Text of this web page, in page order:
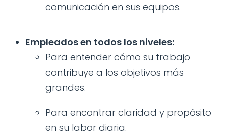
comunicación en sus equipos.
Empleados en todos los niveles:
Para entender cómo su trabajo
contribuye a los objetivos más
grandes.
Para encontrar claridad y propósito
en su labor diaria.